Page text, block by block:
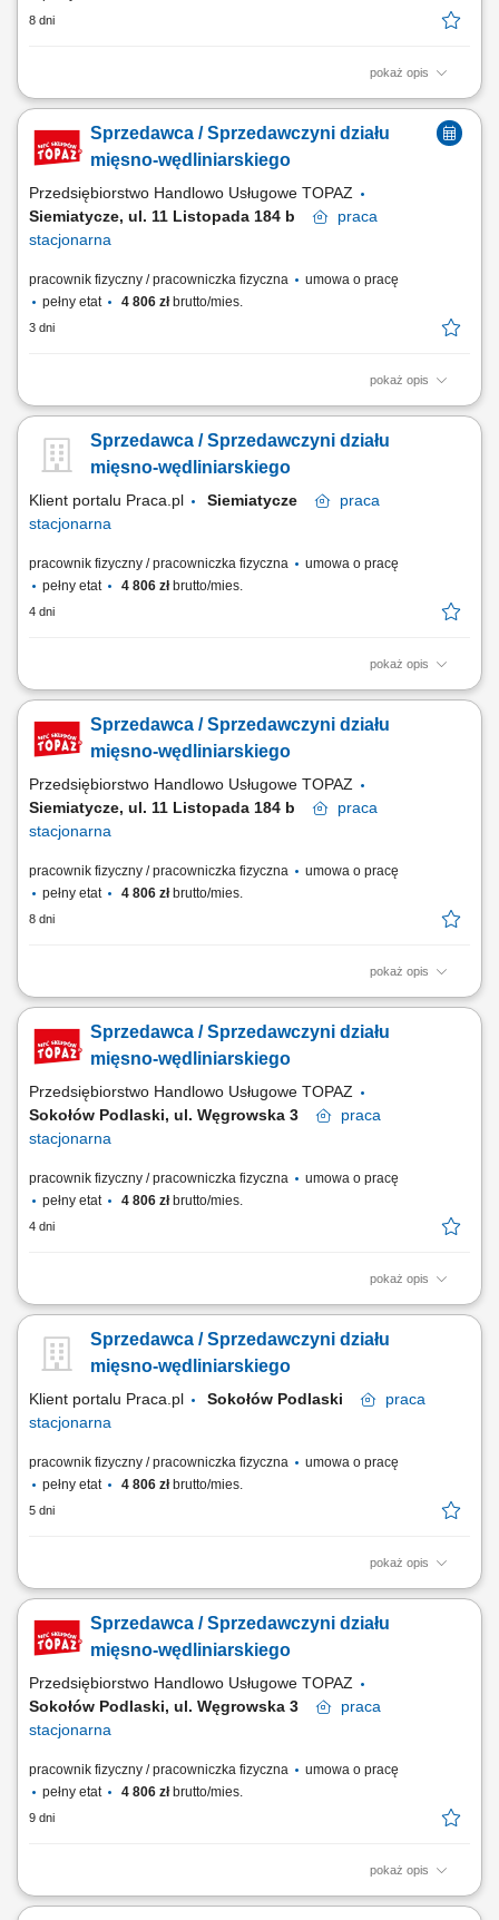
8 dni
pokaż opis
Opis stanowiska: obsługa Klientów zgodnie z obowiązującymi
standardami jakości, dbanie o estetyczną ekspozycję produktów, w tym
mięsa, wędlin i serów, aktywna sprzedaż i doradztwo produktowe,
monitorowanie terminów przydatności produktów, utrzymanie porządku i
Sprzedawca / Sprzedawczyni działu
mięsno-wędliniarskiego
Przedsiębiorstwo Handlowo Usługowe TOPAZ
Siemiatycze, ul. 11 Listopada 184 b
praca
stacjonarna
pracownik fizyczny / pracowniczka fizyczna
umowa o pracę
pełny etat
4 806 złbrutto/mies.
3 dni
pokaż opis
Twoje główne zadania: zapewnienie profesjonalnej obsługi Klientów
towarów na dziale świeżym - mięso, wędliny, sery itp. monitorowanie
terminów przydatności do spożycia aktywna sprzedaż produktów
Sprzedawca / Sprzedawczyni działu
mięsno-wędliniarskiego
Klient portalu Praca.pl Siemiatycze
praca
stacjonarna
pracownik fizyczny / pracowniczka fizyczna
umowa o pracę
pełny etat
4 806 złbrutto/mies.
4 dni
pokaż opis
Profesjonalna obsługa klientów na dziale mięso, wędliny i sery, Dbanie
spożycia, Aktywna sprzedaż i doradzanie klientom przy wyborze
produktów, Utrzymywanie czystości oraz przestrzeganie standardów
Sprzedawca / Sprzedawczyni działu
mięsno-wędliniarskiego
Przedsiębiorstwo Handlowo Usługowe TOPAZ
Siemiatycze, ul. 11 Listopada 184 b
praca
stacjonarna
pracownik fizyczny / pracowniczka fizyczna
umowa o pracę
pełny etat
4 806 złbrutto/mies.
8 dni
pokaż opis
Opis stanowiska: obsługa Klientów zgodnie z obowiązującymi
mięsa, wędlin i serów, aktywna sprzedaż i doradztwo produktowe,
monitorowanie terminów przydatności produktów, utrzymanie porządku i
Sprzedawca / Sprzedawczyni działu
mięsno-wędliniarskiego
Przedsiębiorstwo Handlowo Usługowe TOPAZ
Sokołów Podlaski, ul. Węgrowska 3
praca
stacjonarna
pracownik fizyczny / pracowniczka fizyczna
umowa o pracę
pełny etat
4 806 złbrutto/mies.
4 dni
pokaż opis
Twoje główne zadania: zapewnienie profesjonalnej obsługi Klientów
towarów na dziale świeżym - mięso, wędliny, sery itp. oraz
monitorowanie terminów przydatności do spożycia, aktywna sprzedaż
Sprzedawca / Sprzedawczyni działu
mięsno-wędliniarskiego
Klient portalu Praca.pl Sokołów Podlaski
praca
stacjonarna
pracownik fizyczny / pracowniczka fizyczna
umowa o pracę
pełny etat
4 806 złbrutto/mies.
5 dni
pokaż opis
obsługa klientów w obszarze produktów mięsno-wędliniarskich; dbanie
terminów przydatności produktów; aktywne wsparcie sprzedaży i
doradztwo dla klientów; utrzymywanie czystości oraz standardów
Sprzedawca / Sprzedawczyni działu
mięsno-wędliniarskiego
Przedsiębiorstwo Handlowo Usługowe TOPAZ
Sokołów Podlaski, ul. Węgrowska 3
praca
stacjonarna
pracownik fizyczny / pracowniczka fizyczna
umowa o pracę
pełny etat
4 806 złbrutto/mies.
9 dni
pokaż opis
Opis stanowiska: obsługa Klientów zgodnie z obowiązującymi